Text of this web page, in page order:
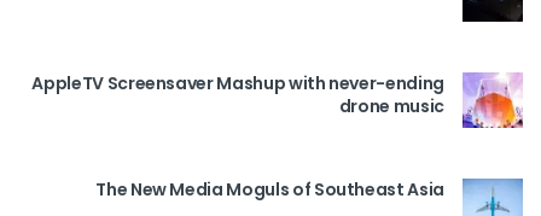
AppleTV Screensaver Mashup with never-ending
drone music
The New Media Moguls of Southeast Asia